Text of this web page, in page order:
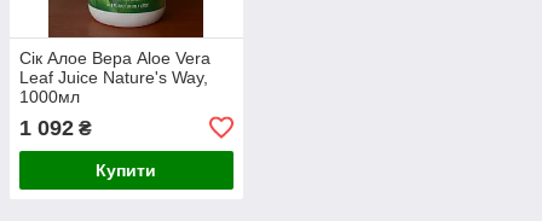
Сік Алое Вера Aloe Vera
Leaf Juice Nature's Way,
1000мл
1 092 ₴
Купити